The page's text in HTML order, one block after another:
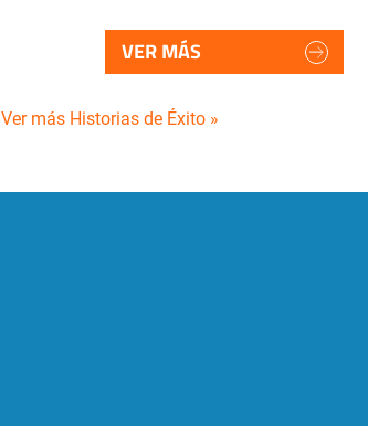
VER MÁS
Ver más Historias de Éxito »